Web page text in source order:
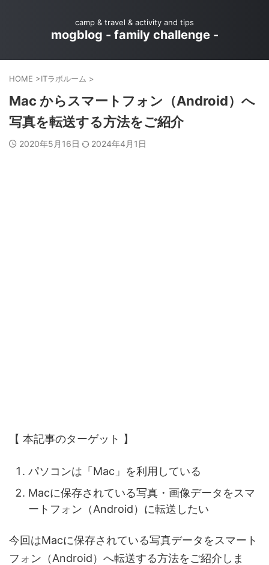
camp & travel & activity and tips
mogblog - family challenge -
HOME >ITラボルーム >
Mac からスマートフォン（Android）へ
写真を転送する方法をご紹介
2020年5月16日 2024年4月1日
【 本記事のターゲット 】
パソコンは「Mac」を利用している
Macに保存されている写真・画像データをスマ
ートフォン（Android）に転送したい
今回はMacに保存されている写真データをスマート
フォン（Android）へ転送する方法をご紹介しま